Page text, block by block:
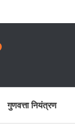
गुणवत्ता नियंत्रण